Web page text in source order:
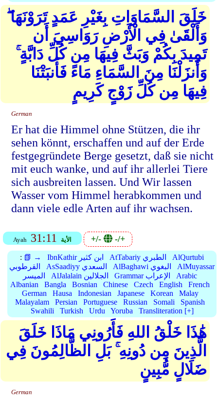
خَلَقَ السَّمَاوَاتِ بِغَيْرِ عَمَدٍ تَرَوْنَهَا ۖ
وَأَلْقَىٰ فِي الْأَرْضِ رَوَاسِيَ أَن
تَمِيدَ بِكُمْ وَبَثَّ فِيهَا مِن كُلِّ دَابَّةٍ ۚ
وَأَنزَلْنَا مِنَ السَّمَاءِ مَاءً فَأَنبَتْنَا
فِيهَا مِن كُلِّ زَوْجٍ كَرِيمٍ
German
Er hat die Himmel ohne Stützen, die ihr
sehen könnt, erschaffen und auf der Erde
festgegründete Berge gesetzt, daß sie nicht
mit euch wanke, und auf ihr allerlei Tiere
sich ausbreiten lassen. Und Wir lassen
Wasser vom Himmel herabkommen und
dann viele edle Arten auf ihr wachsen.
Ayah 31:11 الأية +/- -/+
: 📗 → IbnKathir ابن كثير AtTabariy الطبري
AlQurtubi
القرطوبي
AsSaadiyy السعدي AlBaghawi البغوي
AlMuyassar
الميسر
AlJalalain الجلالين Grammar الإعراب
Arabic
Albanian
Bangla Bosnian Chinese Czech English
French
German
Hausa Indonesian Japanese Korean
Malay
Malayalam
Persian Portuguese Russian Somali
Spanish
Swahili
Turkish Urdu Yoruba Transliteration [+]
هَٰذَا خَلْقُ اللهِ فَأَرُونِي مَاذَا خَلَقَ
الَّذِينَ مِن دُونِهِ ۚ بَلِ الظَّالِمُونَ فِي
ضَلَالٍ مُّبِينٍ
German